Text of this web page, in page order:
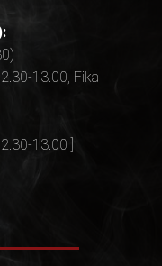
13.00, Fika
13.00 ]